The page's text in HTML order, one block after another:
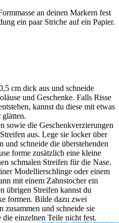
an deinen Markern fest
ein paar Striche auf ein Papier.
cm dick aus und schneide
und Geschenke. Falls Risse
kannst du diese mit etwas
glätten.
sowie die Geschenkverzierungen
aus. Lege sie locker über
und schneide die überstehenden
forme zusätzlich eine kleine
schmalen Streifen für die Nase.
Modellierschlinge oder einem
mit einem Zahnstocher ein
übrigen Streifen kannst du
formen. Bilde dazu zwei
zusammen und schneide sie
einzelnen Teile nicht fest.